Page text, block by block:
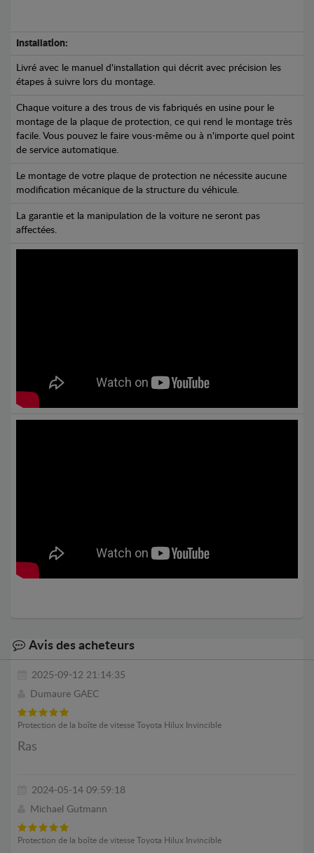
Installation:
Livré avec le manuel d'installation qui décrit avec précision les
étapes à suivre lors du montage.
Chaque voiture a des trous de vis fabriqués en usine pour le
montage de la plaque de protection, ce qui rend le montage très
facile. Vous pouvez le faire vous-même ou à n'importe quel point
de service automatique.
Le montage de votre plaque de protection ne nécessite aucune
modification mécanique de la structure du véhicule.
La garantie et la manipulation de la voiture ne seront pas
affectées.
Avis des acheteurs
2025-09-12 21:14:35
Dumaure GAEC
Protection de la boîte de vitesse Toyota Hilux Invincible
Ras
2024-05-14 09:59:18
Michael Gutmann
Protection de la boîte de vitesse Toyota Hilux Invincible